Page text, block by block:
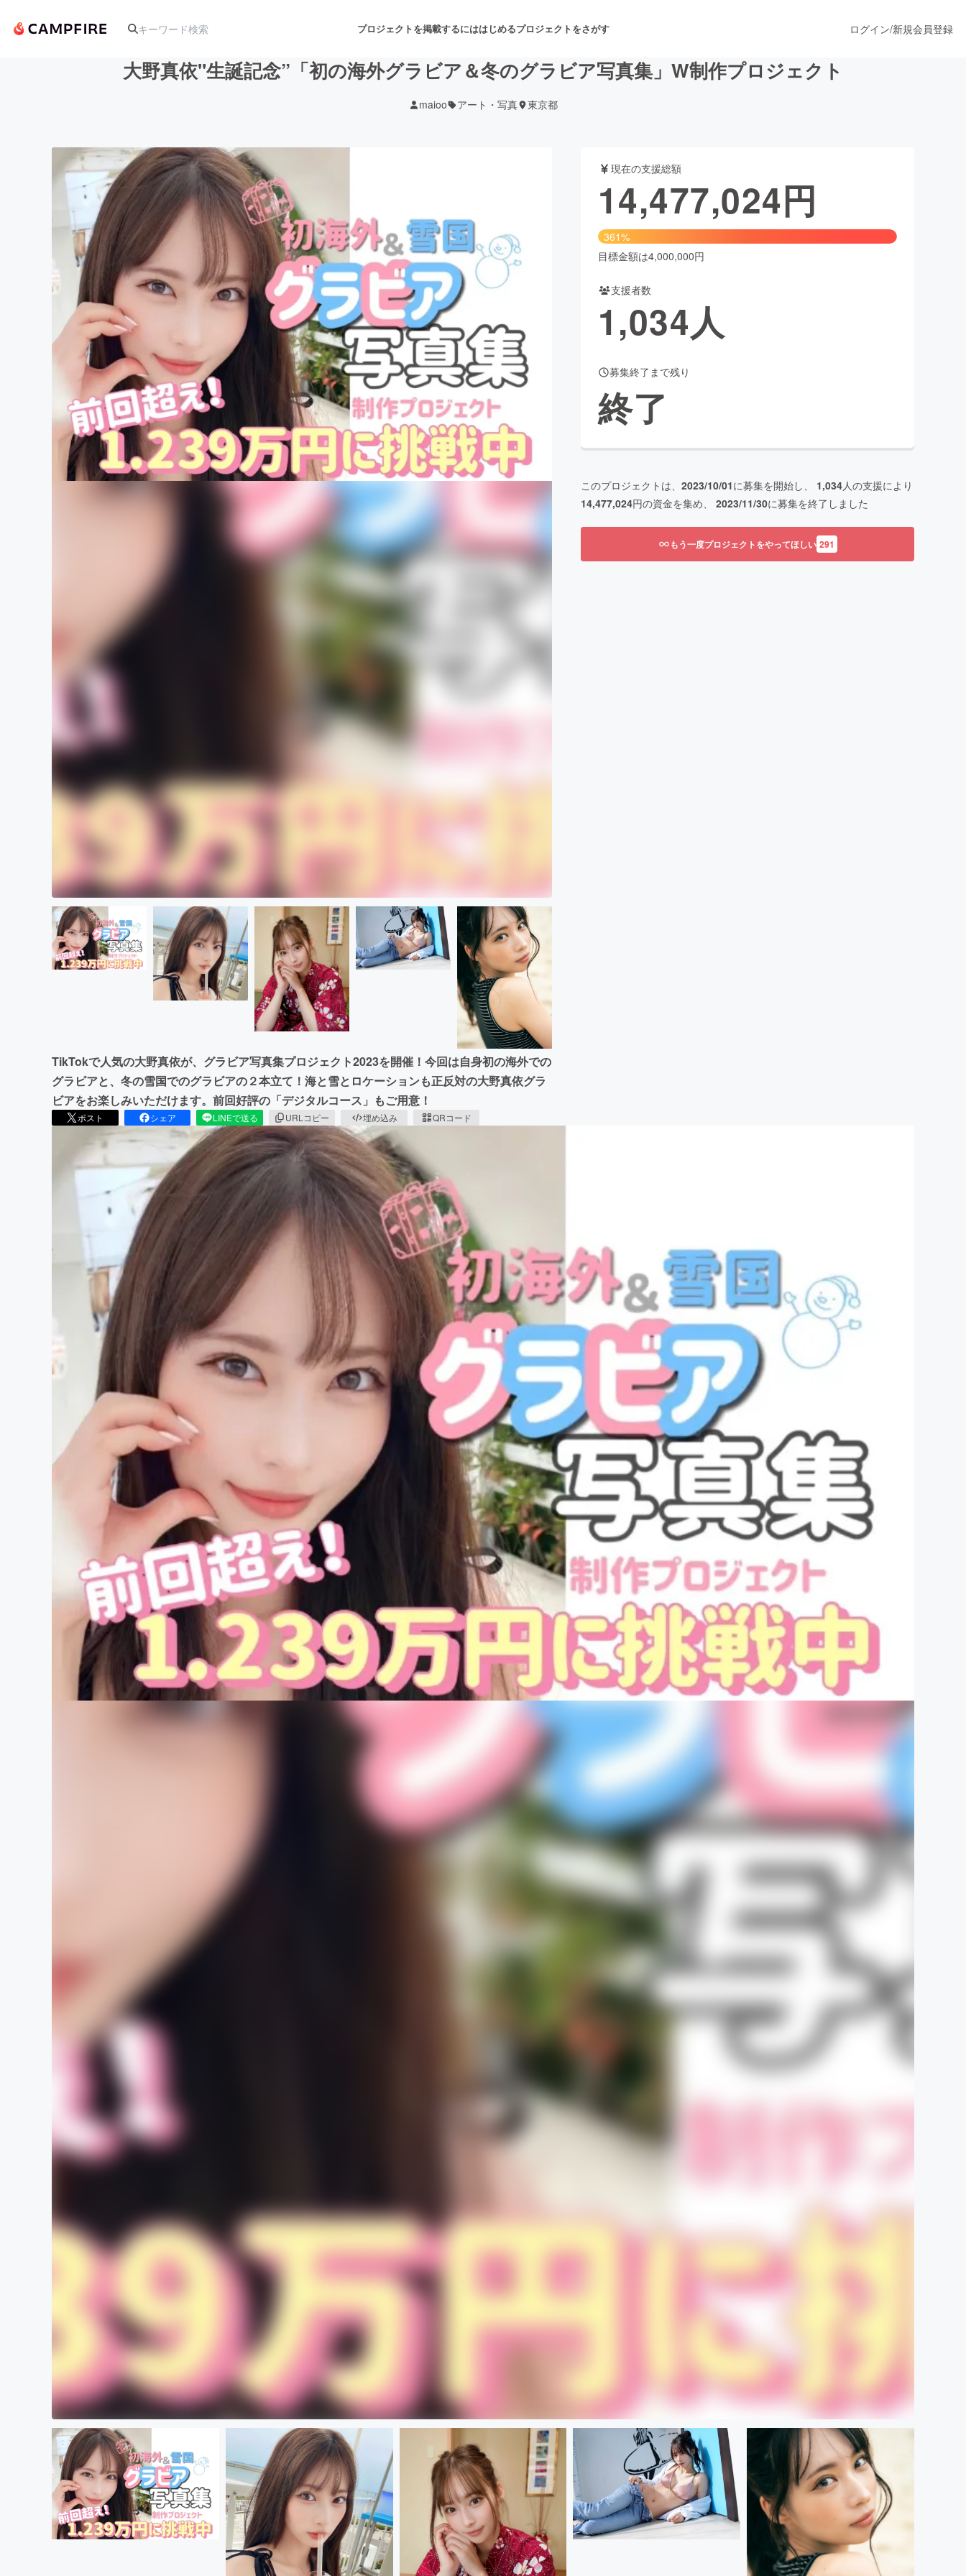
プロジェクトを掲載するにははじめるプロジェクトをさがす
アート・写真 舞台・パフォーマンス
テクノロジー・ガジェット ゲーム・サービス開発 ファッション
映像・映画 書籍・雑誌出版
ビジネス・起業 チャレンジ ビューティー・ヘルスケア
まちづくり・地域活性化
CAMPFIRE for Social Good CAMPFIRE Creation
CAMPFIREふるさと納税machi-ya
ログイン/新規会員登録
大野真依"生誕記念”「初の海外グラビア＆冬のグラビア写真集」W制作プロジェクト
maioo アート・写真 東京都
TikTokで人気の大野真依が、グラビア写真集プロジェクト2023を開催！今回は自身初の海外での
グラビアと、冬の雪国でのグラビアの２本立て！海と雪とロケーションも正反対の大野真依グラ
ビアをお楽しみいただけます。前回好評の「デジタルコース」もご用意！
ポスト シェア LINEで送る URLコピー 埋め込み QRコード
現在の支援総額
14,477,024円
361%
目標金額は4,000,000円
支援者数
1,034人
募集終了まで残り
終了
このプロジェクトは、 2023/10/01に募集を開始し、 1,034人の支援により
14,477,024円の資金を集め、 2023/11/30に募集を終了しました
もう一度プロジェクトをやってほしい 291